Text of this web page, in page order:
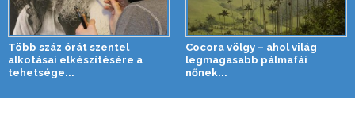
Több száz órát szentel
alkotásai elkészítésére a
tehetsége...
Cocora völgy – ahol világ
legmagasabb pálmafái
nőnek...